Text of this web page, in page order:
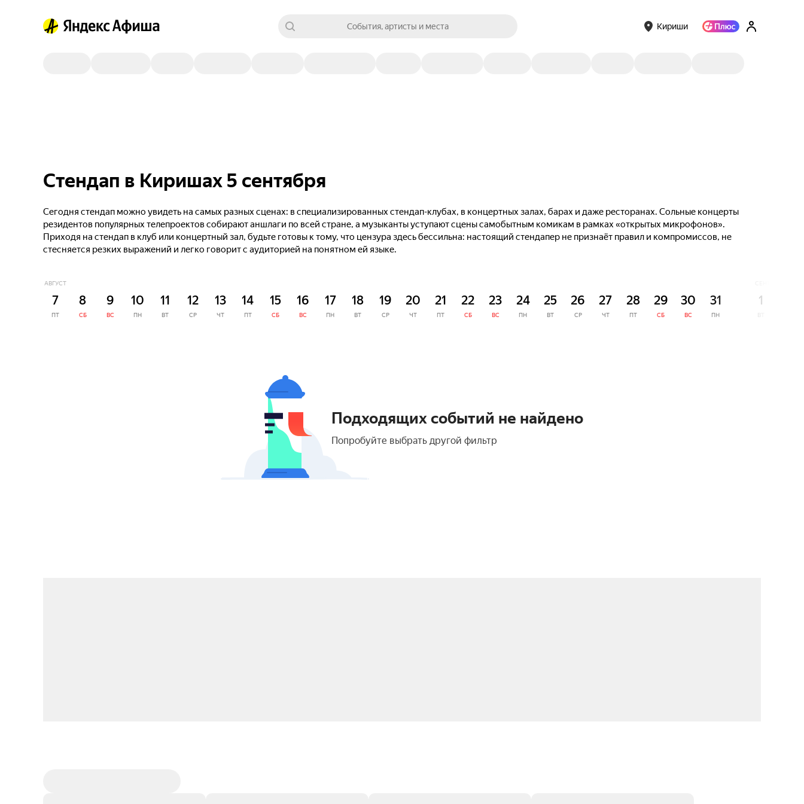
События, артисты и места Кириши
Стендап в Киришах 5 сентября
Сегодня стендап можно увидеть на самых разных сценах: в специализированных стендап-клубах, в концертных залах, барах и даже ресторанах. Сольные концерты
резидентов популярных телепроектов собирают аншлаги по всей стране, а музыканты уступают сцены самобытным комикам в рамках «открытых микрофонов».
Приходя на стендап в клуб или концертный зал, будьте готовы к тому, что цензура здесь бессильна: настоящий стендапер не признаёт правил и компромиссов, не
стесняется резких выражений и легко говорит с аудиторией на понятном ей языке.
АВГУСТ
7
ПТ
8
СБ
9
ВС
10
ПН
11
ВТ
12
СР
13
ЧТ
14
ПТ
15
СБ
16
ВС
17
ПН
18
ВТ
19
СР
20
ЧТ
21
ПТ
22
СБ
23
ВС
24
ПН
25
ВТ
26
СР
27
ЧТ
28
ПТ
29
СБ
30
ВС
31
ПН
1
ВТ
Подходящих событий не найдено
Попробуйте выбрать другой фильтр